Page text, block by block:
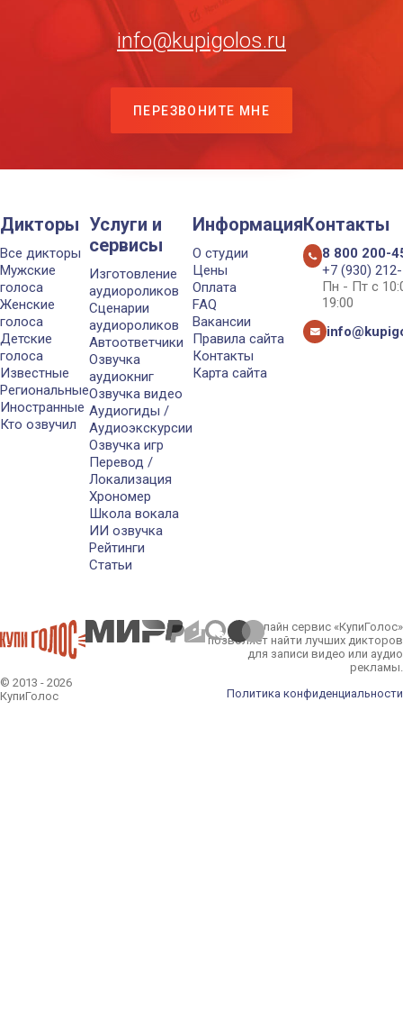
info@kupigolos.ru
ПЕРЕЗВОНИТЕ МНЕ
Дикторы
Все дикторы
Мужские
голоса
Женские
голоса
Детские
голоса
Известные
Региональные
Иностранные
Кто озвучил
Услуги и
сервисы
Изготовление
аудиороликов
Сценарии
аудиороликов
Автоответчики
Озвучка
аудиокниг
Озвучка видео
Аудиогиды /
Аудиоэкскурсии
Озвучка игр
Перевод /
Локализация
Хрономер
Школа вокала
ИИ озвучка
Рейтинги
Статьи
Информация
О студии
Цены
Оплата
FAQ
Вакансии
Правила сайта
Контакты
Карта сайта
Контакты
8 800 200-
+7 (930)
Пн - Пт с
19:00
© 2013 - 2026
КупиГолос
Онлайн сервис «КупиГолос»
позволяет найти лучших дикторов
для записи видео или аудио
рекламы.
Политика конфиденциальности